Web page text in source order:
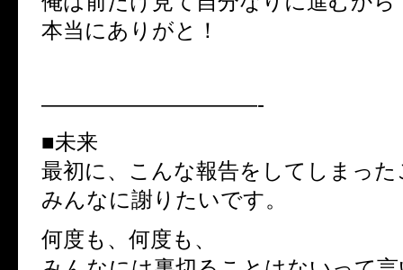
本当にありがと！
——————————-
■未来
最初に、こんな報告をしてしまっ
みんなに謝りたいです。
何度も、何度も、